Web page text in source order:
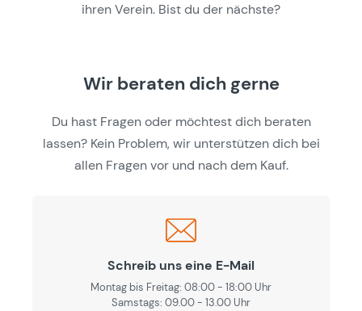
ihren Verein. Bist du der nächste?
Wir beraten dich gerne
Du hast Fragen oder möchtest dich beraten
lassen? Kein Problem, wir unterstützen dich bei
allen Fragen vor und nach dem Kauf.
Schreib uns eine E-Mail
Montag bis Freitag: 08:00 - 18:00 Uhr
Samstags: 09.00 - 13.00 Uhr